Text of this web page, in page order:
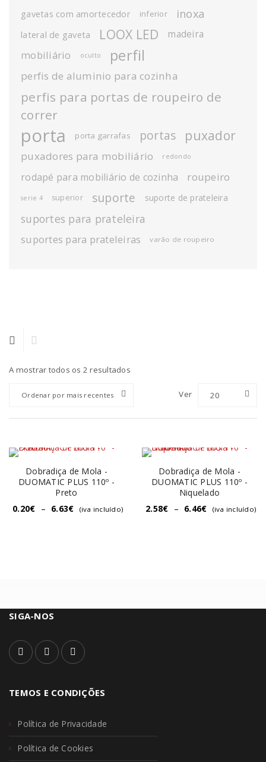
gavetas com amortecedor
inferior inoxa
lateral de gaveta LOOX LED madeira
mobiliário oculto perfil
perfis de aluminio para cozinha
perfis para portas de roupeiro de
correr
porta porta garrafas portas puxador
puxadores para mobiliário redondo
rodapé para mobiliário de cozinha roupeiro
serie 4 superior suporte suporte de prateleira
suportes para prateleira
suportes para prateleiras varão de roupeiro
A mostrar todos os 2 resultados
Ordenar por mais recentes Ver 20
Dobradiça de Mola -
DUOMATIC PLUS 110º -
Preto
0.20€ – 6.63€ (iva incluído)
Dobradiça de Mola -
DUOMATIC PLUS 110º -
Niquelado
2.58€ – 6.46€ (iva incluído)
SIGA-NOS
TEMOS E CONDIÇÕES
Política de Privacidade
Política de Cookies